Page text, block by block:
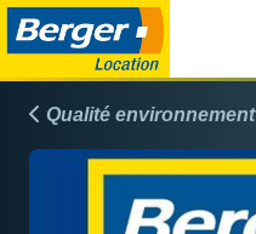
Qualité environnement